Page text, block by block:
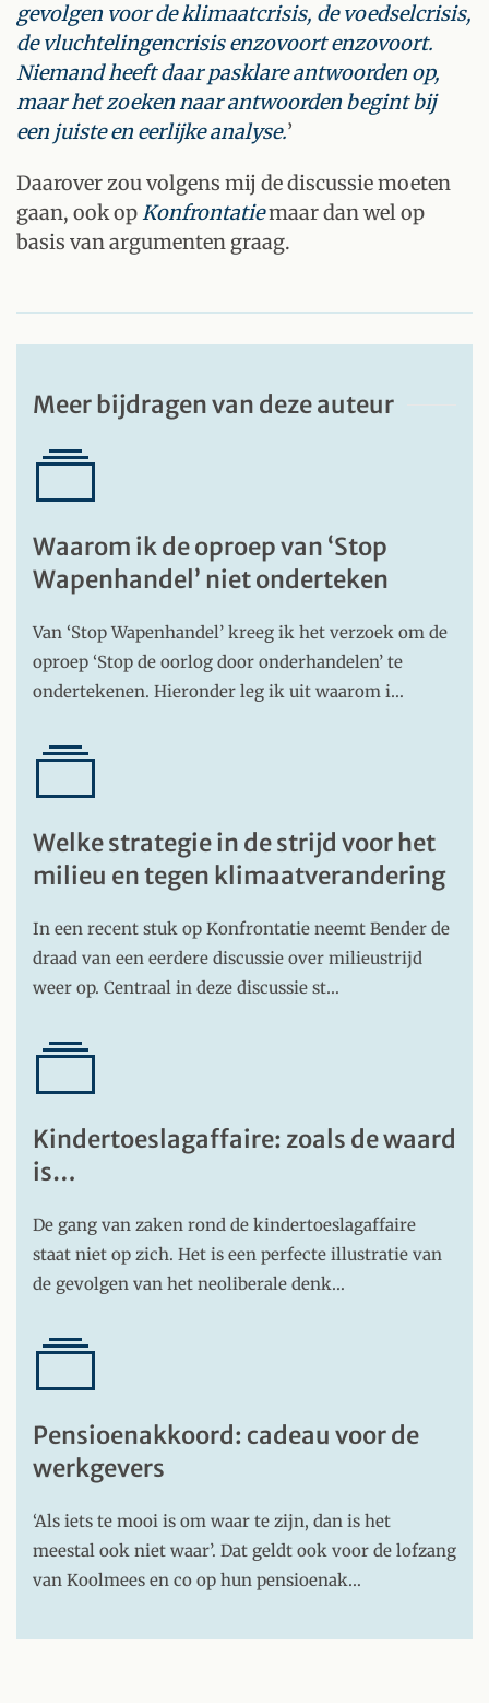
gevolgen voor de klimaatcrisis, de voedselcrisis,
de vluchtelingencrisis enzovoort enzovoort.
Niemand heeft daar pasklare antwoorden op,
maar het zoeken naar antwoorden begint bij
een juiste en eerlijke analyse.’
Daarover zou volgens mij de discussie moeten
gaan, ook opKonfrontatiemaar dan wel op
basis van argumenten graag.
Meer bijdragen van deze auteur
Waarom ik de oproep van ‘Stop
Wapenhandel’ niet onderteken
Van ‘Stop Wapenhandel’ kreeg ik het verzoek om de
oproep ‘Stop de oorlog door onderhandelen’ te
ondertekenen. Hieronder leg ik uit waarom i…
Welke strategie in de strijd voor het
milieu en tegen klimaatverandering
In een recent stuk op Konfrontatie neemt Bender de
draad van een eerdere discussie over milieustrijd
weer op. Centraal in deze discussie st…
Kindertoeslagaffaire: zoals de waard
is…
De gang van zaken rond de kindertoeslagaffaire
staat niet op zich. Het is een perfecte illustratie van
de gevolgen van het neoliberale denk…
Pensioenakkoord: cadeau voor de
werkgevers
‘Als iets te mooi is om waar te zijn, dan is het
meestal ook niet waar’. Dat geldt ook voor de lofzang
van Koolmees en co op hun pensioenak…